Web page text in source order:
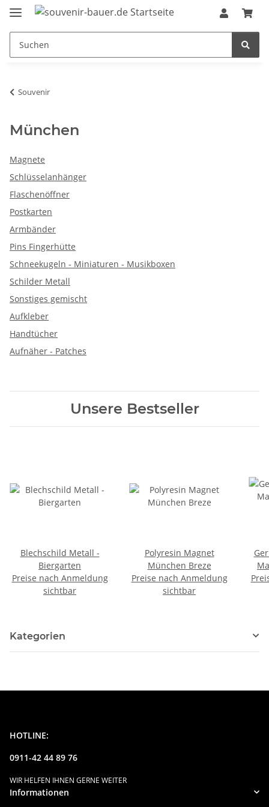
Souvenir
München
Magnete
Schlüsselanhänger
Flaschenöffner
Postkarten
Armbänder
Pins Fingerhütte
Schneekugeln - Miniaturen - Musikboxen
Schilder Metall
Sonstiges gemischt
Aufkleber
Handtücher
Aufnäher - Patches
Unsere Bestseller
Blechschild Metall -
Biergarten
Preise nach Anmeldung
sichtbar
Polyresin Magnet
München Breze
Preise nach Anmeldung
sichtbar
Kategorien
HOTLINE:
0911-42 44 89 76
WIR HELFEN IHNEN GERNE WEITER
Informationen